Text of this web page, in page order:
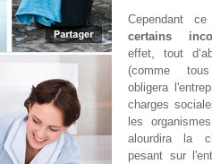
Cependant
certains
effet, tout
(comme
obligera
charges
les
alourdira la
pesant sur